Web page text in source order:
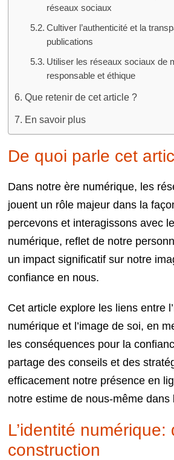
réseaux sociaux
Cultiver l’authenticité et la
publications
Utiliser les réseaux sociaux de
responsable et éthique
Que retenir de cet article ?
En savoir plus
De quoi parle cet
Dans notre ère numérique, les
jouent un rôle majeur dans la
percevons et interagissons avec
numérique, reflet de notre
un impact significatif sur notre
confiance en nous.
Cet article explore les liens entre
numérique et l’image de soi, en
les conséquences pour la
partage des conseils et des
efficacement notre présence en
notre estime de nous-même dans
L’identité
construction